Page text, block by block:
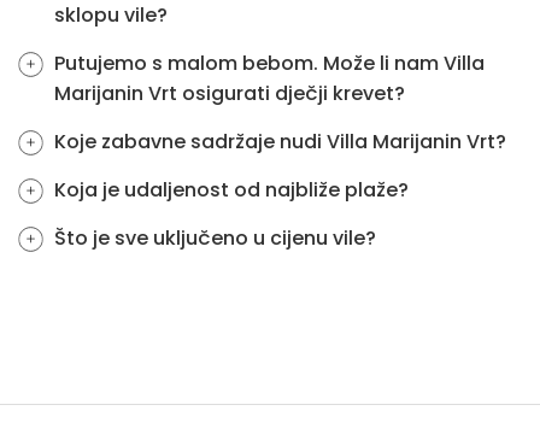
sklopu vile?
Putujemo s malom bebom. Može li nam Villa
Marijanin Vrt osigurati dječji krevet?
Koje zabavne sadržaje nudi Villa Marijanin Vrt?
Koja je udaljenost od najbliže plaže?
Što je sve uključeno u cijenu vile?